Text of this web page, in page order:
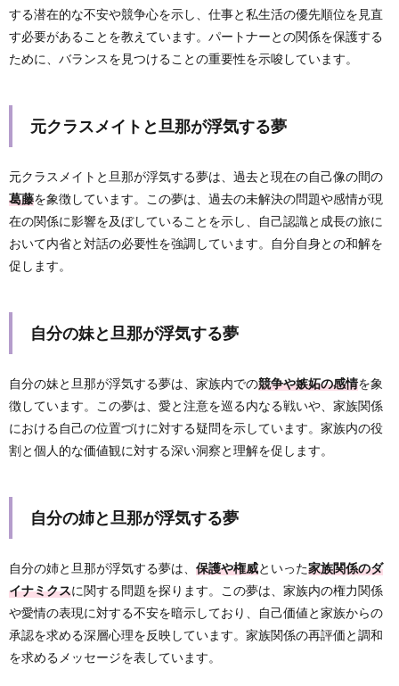
する潜在的な不安や競争心を示し、仕事と私生活の優先順位を見直
す必要があることを教えています。パートナーとの関係を保護する
ために、バランスを見つけることの重要性を示唆しています。
元クラスメイトと旦那が浮気する夢
元クラスメイトと旦那が浮気する夢は、過去と現在の自己像の間の
葛藤を象徴しています。この夢は、過去の未解決の問題や感情が現
在の関係に影響を及ぼしていることを示し、自己認識と成長の旅に
おいて内省と対話の必要性を強調しています。自分自身との和解を
促します。
自分の妹と旦那が浮気する夢
自分の妹と旦那が浮気する夢は、家族内での競争や嫉妬の感情を象
徴しています。この夢は、愛と注意を巡る内なる戦いや、家族関係
における自己の位置づけに対する疑問を示しています。家族内の役
割と個人的な価値観に対する深い洞察と理解を促します。
自分の姉と旦那が浮気する夢
自分の姉と旦那が浮気する夢は、 保護や権威といった家族関係のダ
イナミクスに関する問題を探ります。この夢は、家族内の権力関係
や愛情の表現に対する不安を暗示しており、自己価値と家族からの
承認を求める深層心理を反映しています。家族関係の再評価と調和
を求めるメッセージを表しています。